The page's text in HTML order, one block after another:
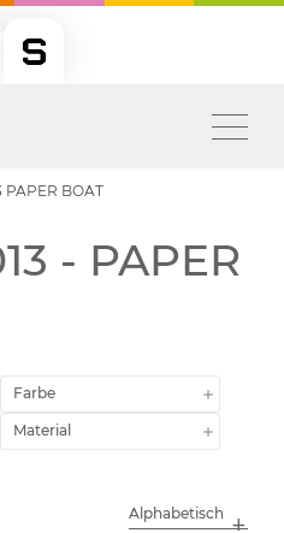
PAPER BOAT
- PAPER
Farbe
Material